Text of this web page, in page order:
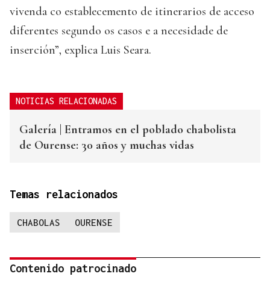
vivenda co establecemento de itinerarios de acceso
diferentes segundo os casos e a necesidade de
inserción”, explica Luis Seara.
NOTICIAS RELACIONADAS
Galería | Entramos en el poblado chabolista
de Ourense: 30 años y muchas vidas
Temas relacionados
CHABOLAS OURENSE
Contenido patrocinado